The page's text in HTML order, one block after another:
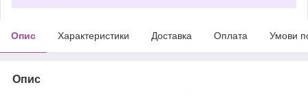
Опис Характеристики Доставка Оплата Умови
Опис